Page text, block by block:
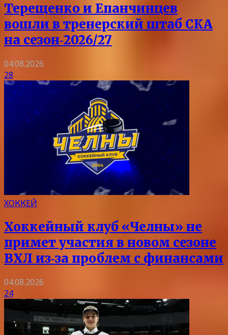
Терещенко и Епанчинцев
вошли в тренерский штаб СКА
на сезон‑2026/27
04.08.2026
28
ХОККЕЙ
Хоккейный клуб «Челны» не
примет участия в новом сезоне
ВХЛ из‑за проблем с финансами
04.08.2026
24